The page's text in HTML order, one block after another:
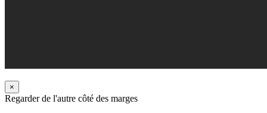
×
Regarder de l'autre côté des marges